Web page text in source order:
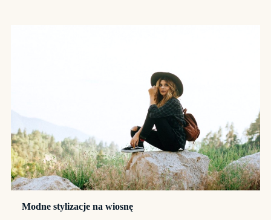
Modne stylizacje na wiosnę